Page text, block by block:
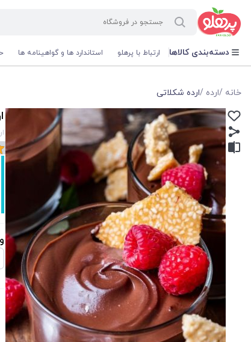
دسته‌بندی کالاها ارتباط با پرهلو استاندارد ها و گواهینامه ها
خانه /ارده /ارده شکلاتی